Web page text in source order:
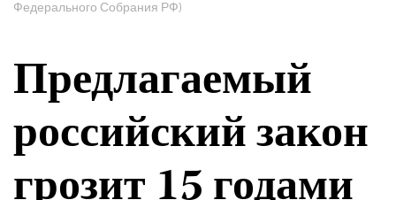
Федерального Собрания РФ)
Предлагаемый
российский закон